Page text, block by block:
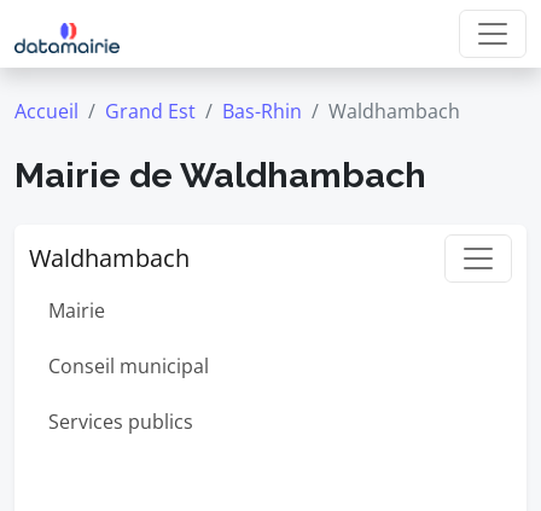
Accueil Grand Est Bas-Rhin Waldhambach
Mairie de Waldhambach
Waldhambach
Mairie
Conseil municipal
Services publics